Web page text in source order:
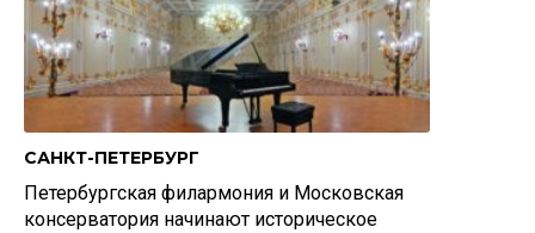
САНКТ-ПЕТЕРБУРГ
Петербургская филармония и Московская
консерватория начинают историческое